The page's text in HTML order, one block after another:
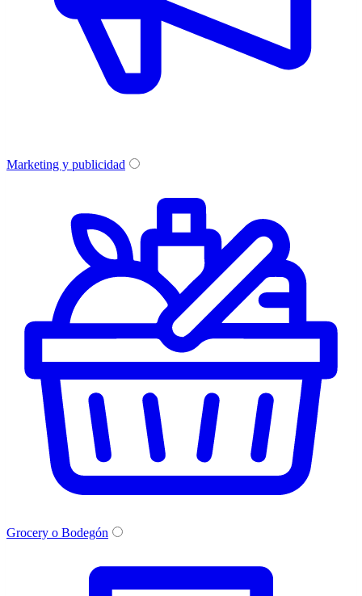
Marketing y publicidad
Grocery o Bodegón